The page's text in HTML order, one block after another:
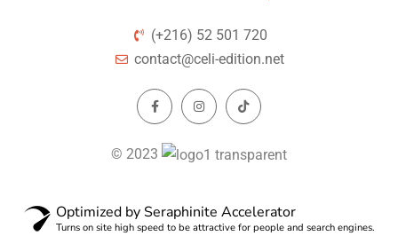
(+216) 52 501 720
contact@celi-edition.net
© 2023
Optimized by Seraphinite Accelerator
Turns on site high speed to be attractive for people and search engines.